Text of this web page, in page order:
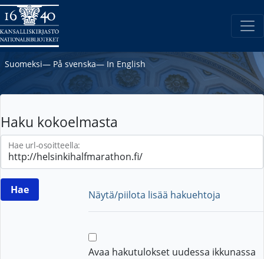
Suomeksi― På svenska― In English
Haku kokoelmasta
Hae url-osoitteella:
Näytä/piilota lisää hakuehtoja
Avaa hakutulokset uudessa ikkunassa